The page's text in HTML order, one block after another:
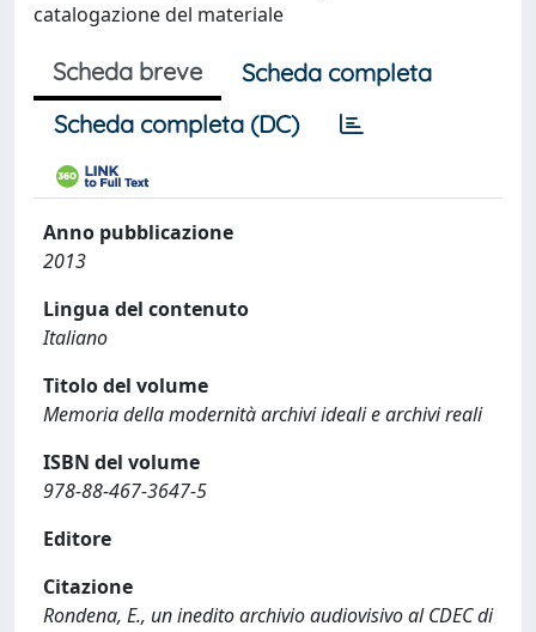
catalogazione del materiale
Scheda breve
Scheda completa
Scheda completa (DC)
Anno pubblicazione
2013
Lingua del contenuto
Italiano
Titolo del volume
Memoria della modernità archivi ideali e archivi reali
ISBN del volume
978-88-467-3647-5
Editore
Citazione
Rondena, E., un inedito archivio audiovisivo al CDEC di